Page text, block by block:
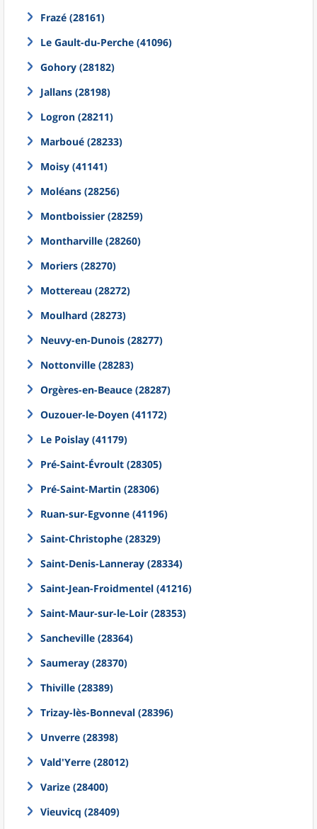
Frazé (28161)
Le Gault-du-Perche (41096)
Gohory (28182)
Jallans (28198)
Logron (28211)
Marboué (28233)
Moisy (41141)
Moléans (28256)
Montboissier (28259)
Montharville (28260)
Moriers (28270)
Mottereau (28272)
Moulhard (28273)
Neuvy-en-Dunois (28277)
Nottonville (28283)
Orgères-en-Beauce (28287)
Ouzouer-le-Doyen (41172)
Le Poislay (41179)
Pré-Saint-Évroult (28305)
Pré-Saint-Martin (28306)
Ruan-sur-Egvonne (41196)
Saint-Christophe (28329)
Saint-Denis-Lanneray (28334)
Saint-Jean-Froidmentel (41216)
Saint-Maur-sur-le-Loir (28353)
Sancheville (28364)
Saumeray (28370)
Thiville (28389)
Trizay-lès-Bonneval (28396)
Unverre (28398)
Vald'Yerre (28012)
Varize (28400)
Vieuvicq (28409)